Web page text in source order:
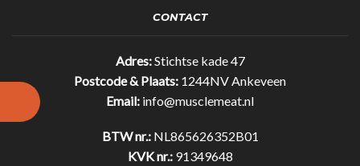
quantity
CONTACT
Adres:Stichtse kade 47
Postcode & Plaats: 1244NV Ankeveen
Email: info@musclemeat.nl
BTW nr.:NL865626352B01
KVK nr.:91349648